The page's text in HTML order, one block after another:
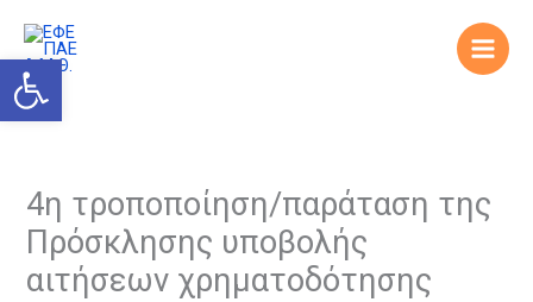
content
4η τροποποίηση/παράταση της
Πρόσκλησης υποβολής
αιτήσεων χρηματοδότησης
Open toolbar